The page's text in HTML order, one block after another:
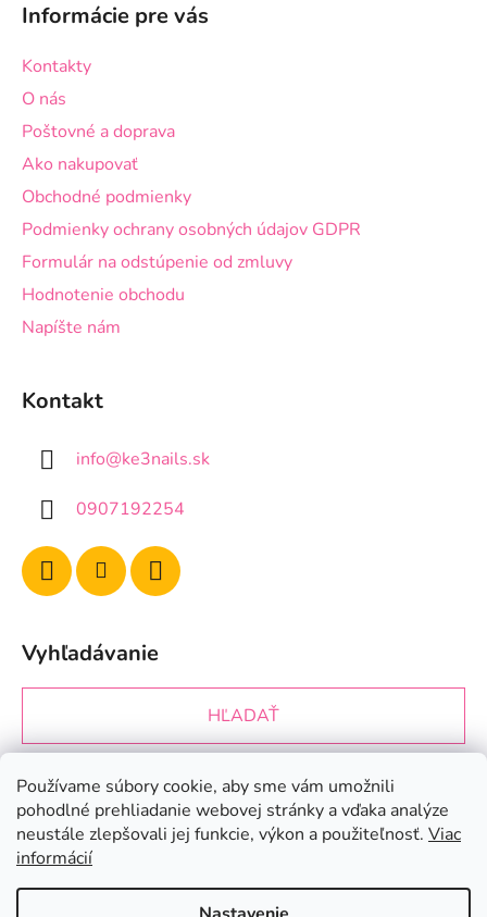
Používame súbory cookie, aby sme vám umožnili
pohodlné prehliadanie webovej stránky a vďaka analýze
neustále zlepšovali jej funkcie, výkon a použiteľnosť. Viac
informácií
Informácie pre vás
Kontakty
O nás
Poštovné a doprava
Ako nakupovať
Obchodné podmienky
Podmienky ochrany osobných údajov GDPR
Formulár na odstúpenie od zmluvy
Hodnotenie obchodu
Napíšte nám
Kontakt
info@ke3nails.sk
0907192254
Vyhľadávanie
HĽADAŤ
Prijímame online platby